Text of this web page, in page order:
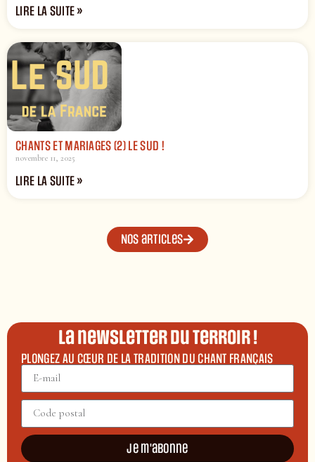
LIRE LA SUITE »
CHANTS ET MARIAGES (2) LE SUD !
novembre 11, 2025
LIRE LA SUITE »
Nos articles
La newsletter du terroir !
PLONGEZ AU CŒUR DE LA TRADITION DU CHANT FRANÇAIS
Je m'abonne